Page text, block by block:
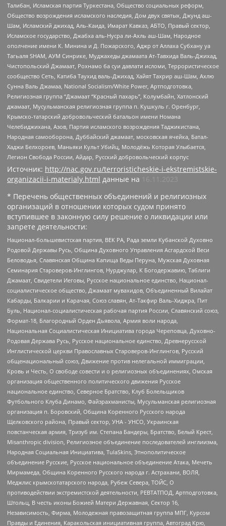
Талибан, Исламская партия Туркестана, Общество социальных реформ,
Общество возрождения исламского наследия, Дом двух святых, Джунд аш-
Шам, Исламский джихад, Аль-Каида, Имарат Кавказ, АБТО, Правый сектор,
Исламское государство, Джабха аль-Нусра ли-Ахль аш-Шам, Народное
ополчение имени К. Минина и Д. Пожарского, Аджр от Аллаха Субхану уа
Тагьаля SHAM, АУМ Синрике, Муджахеды джамаата Ат-Тавхида Валь-Джихад,
Чистопольский Джамаат, Рохнамо ба суи давлати исломи, Террористическое
сообщество Сеть, Катиба Таухид валь-Джихад, Хайят Тахрир аш-Шам, Ахлю
Сунна Валь Джамаа, National Socialism/White Power, Артподготовка,
Религиозная группа “Джамаат “Красный пахарь”, Колумбайн, Хатлонский
джамаат, Мусульманская религиозная группа п. Кушкуль г. Оренбург,
Крымско-татарский добровольческий батальон имени Номана
Челебиджихана, Азов, Партия исламского возрождения Таджикистана,
Народная самооборона, Дуббайский джамаат, московская ячейка, Батал-
Хаджи Белхороев, Маньяки Культ Убийц, Молодёжь Которая Улыбается,
Легион Свобода России, Айдар, Русский добровольческий корпус
Источник: http://nac.gov.ru/terroristicheskie-i-ekstremistskie-
organizacii-i-materialy.html данные на
16.11.2023
* Перечень общественных объединений и религиозных
организаций в отношении которых судом принято
вступившее в законную силу решение о ликвидации или
запрете деятельности:
Национал-большевистская партия, ВЕК РА, Рада земли Кубанской Духовно
Родовой Державы Русь, Община Духовного Управления Асгардской Веси
Беловодья, Славянская Община Капища Веды Перуна, Мужская Духовная
Семинария Староверов-Инглингов, Нурджулар, К Богодержавию, Таблиги
Джамаат, Свидетели Иеговы, Русское национальное единство, Национал-
социалистическое общество, Джамаат мувахидов, Объединенный Вилайат
Кабарды, Балкарии и Карачая, Союз славян, Ат-Такфир Валь-Хиджра, Пит
Буль, Национал-социалистическая рабочая партия России, Славянский союз,
Формат-18, Благородный Орден Дьявола, Армия воли народа,
Национальная Социалистическая Инициатива города Череповца, Духовно-
Родовая Держава Русь, Русское национальное единство, Древнерусской
Инглистической церкви Православных Староверов-Инглингов, Русский
общенациональный союз, Движение против нелегальной иммиграции,
Кровь и Честь, О свободе совести и о религиозных объединениях, Омская
организация общественного политического движения Русское
национальное единство, Северное Братство, Клуб Болельщиков
Футбольного Клуба Динамо, Файзрахманисты, Мусульманская религиозная
организация п. Боровский, Община Коренного Русского народа
Щелковского района, Правый сектор, УНА - УНСО, Украинская
повстанческая армия, Тризуб им. Степана Бандеры, Братство, Белый Крест,
Misanthropic division, Религиозное объединение последователей инглиизма,
Народная Социальная Инициатива, TulaSkins, Этнополитическое
объединение Русские, Русское национальное объединение Атака, Мечеть
Мирмамеда, Община Коренного Русского народа г. Астрахани, ВОЛЯ,
Меджлис крымскотатарского народа, Рубеж Севера, ТОЙС, О
противодействии экстремистской деятельности, РЕВТАТПОД, Артподготовка,
Штольц, В честь иконы Божией Матери Державная, Сектор 16,
Независимость, Фирма, Молодежная правозащитная группа МПГ, Курсом
Правды и Единения, Каракольская инициативная группа, Автоград Крю,